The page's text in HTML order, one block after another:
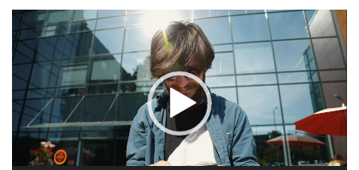
비
디
오
플
레
이
어